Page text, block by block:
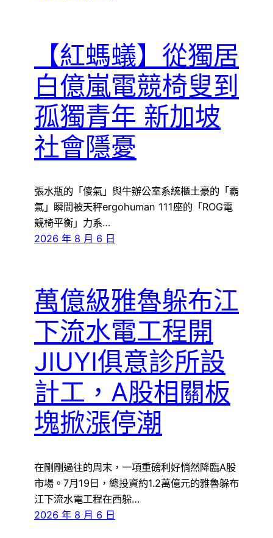
【紅螞蟻】從獨居
白億嵐電競椅叟到
孤獨青年 新加坡
社會隱憂
張水瓶的「傻氣」與牛辦公室系統櫃土豪的「霸
氣」瞬間被天秤ergohuman 111座的「ROG電
競椅平衡」力系…
2026 年 8 月 6 日
萬億級雅魯躲布江
下流水電工程開
JIUYI俱意診所設
計工，A股相關板
塊掀漲停潮
在剛剛過往的周末，一項重磅利好悄然降臨A股
市場。7月19日，總投資約1.2萬億元的雅魯躲布
江下流水電工程在西躲…
2026 年 8 月 6 日